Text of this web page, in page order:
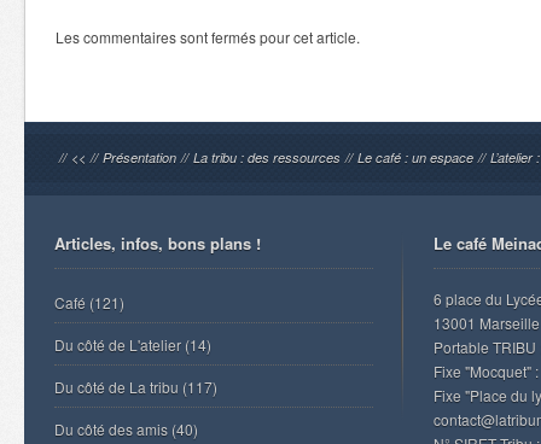
Les commentaires sont fermés pour cet article.
// << // Présentation // La tribu : des ressources // Le café : un espace //
Articles, infos, bons plans !
Café (121)
Du côté de L'atelier (14)
Du côté de La tribu (117)
Du côté des amis (40)
Le café
6 place du
13001 Marseille
Portable
Fixe "Mocquet"
Fixe "Place du